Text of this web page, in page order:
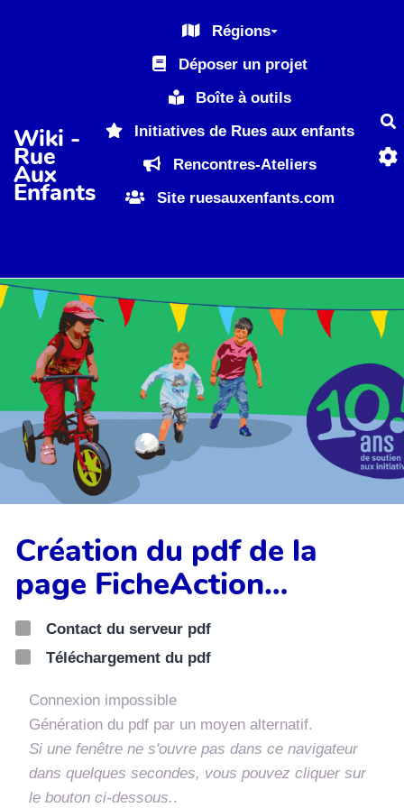
Aller au contenu principal
Wiki -
Rue
Aux
Enfants
Régions
Déposer un projet
Boîte à outils
Initiatives de Rues aux enfants
Rencontres-Ateliers
Site ruesauxenfants.com
Création du pdf de la
page FicheAction…
Contact du serveur pdf
Téléchargement du pdf
Connexion impossible
Génération du pdf par un moyen alternatif.
Si une fenêtre ne s'ouvre pas dans ce navigateur
dans quelques secondes, vous pouvez cliquer sur
le bouton ci-dessous..